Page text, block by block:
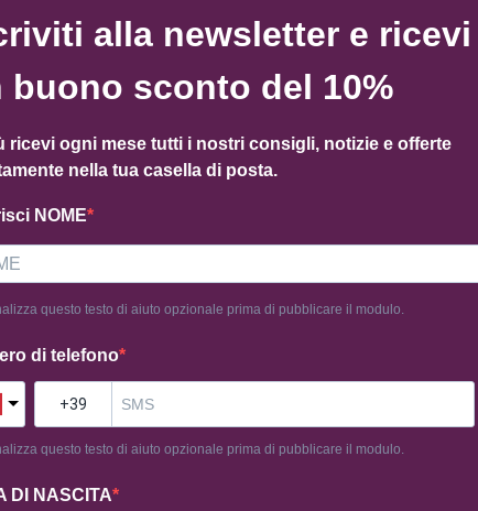
alla newsletter e ricevi
buono sconto del 10%
ricevi ogni mese tutti i nostri consigli, notizie e offerte
nella tua casella di posta.
NOME
questo testo di aiuto opzionale prima di pubblicare il modulo.
di telefono
questo testo di aiuto opzionale prima di pubblicare il modulo.
DI NASCITA
AGGIUNGI
Tag sfo